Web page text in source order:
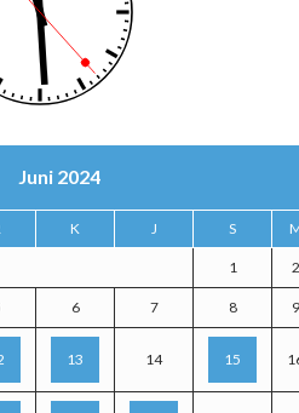
Juni 2024
K J S
1 2
6 7 8 9
13 14 15